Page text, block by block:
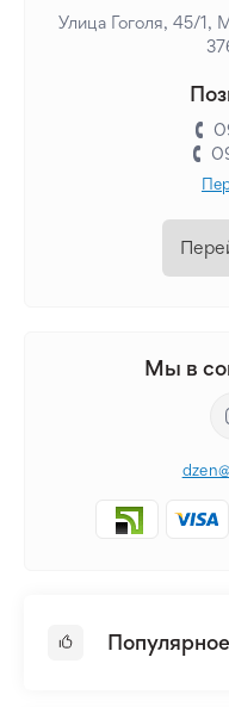
Улица Гоголя, 45/1,
Мы в
Популярное